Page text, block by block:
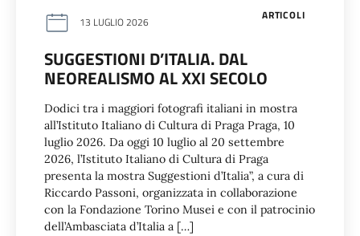
ARTICOLI
13 LUGLIO 2026
SUGGESTIONI D’ITALIA. DAL
NEOREALISMO AL XXI SECOLO
Dodici tra i maggiori fotografi italiani in mostra
all’Istituto Italiano di Cultura di Praga Praga, 10
luglio 2026. Da oggi 10 luglio al 20 settembre
2026, l’Istituto Italiano di Cultura di Praga
presenta la mostra Suggestioni d’Italia”, a cura di
Riccardo Passoni, organizzata in collaborazione
con la Fondazione Torino Musei e con il patrocinio
dell’Ambasciata d’Italia a […]